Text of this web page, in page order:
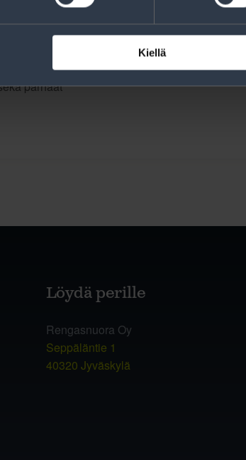
Kiellä
tietoa
parhaat
Löydä perille
Rengasnuora Oy
Seppäläntie 1
40320 Jyväskylä